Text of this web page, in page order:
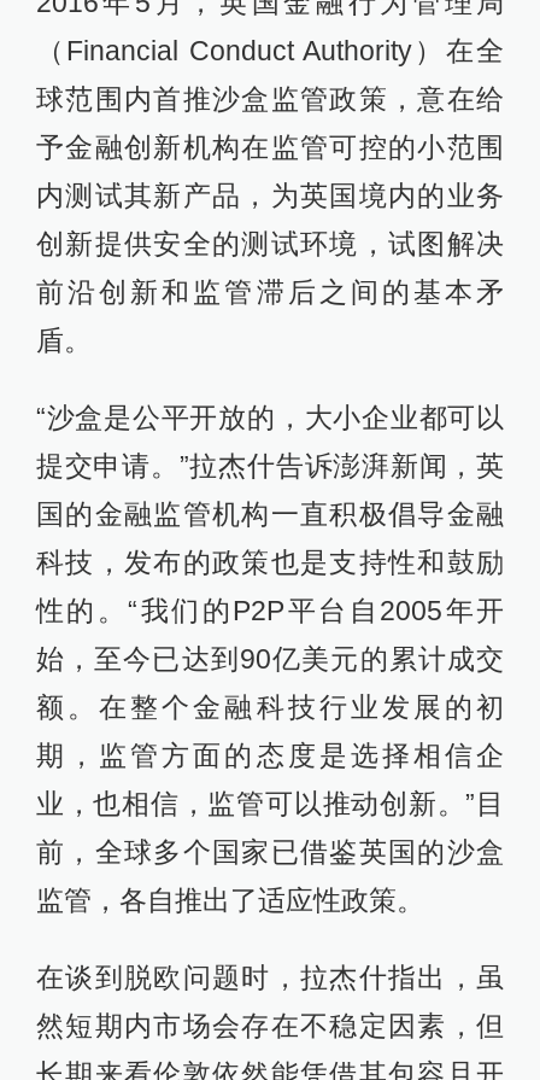
（Financial Conduct Authority）在全
球范围内首推沙盒监管政策，意在给
予金融创新机构在监管可控的小范围
内测试其新产品，为英国境内的业务
创新提供安全的测试环境，试图解决
前沿创新和监管滞后之间的基本矛
盾。
“沙盒是公平开放的，大小企业都可以
提交申请。”拉杰什告诉澎湃新闻，英
国的金融监管机构一直积极倡导金融
科技，发布的政策也是支持性和鼓励
性的。“我们的P2P平台自2005年开
始，至今已达到90亿美元的累计成交
额。在整个金融科技行业发展的初
期，监管方面的态度是选择相信企
业，也相信，监管可以推动创新。”目
前，全球多个国家已借鉴英国的沙盒
监管，各自推出了适应性政策。
在谈到脱欧问题时，拉杰什指出，虽
然短期内市场会存在不稳定因素，但
长期来看伦敦依然能凭借其包容且开